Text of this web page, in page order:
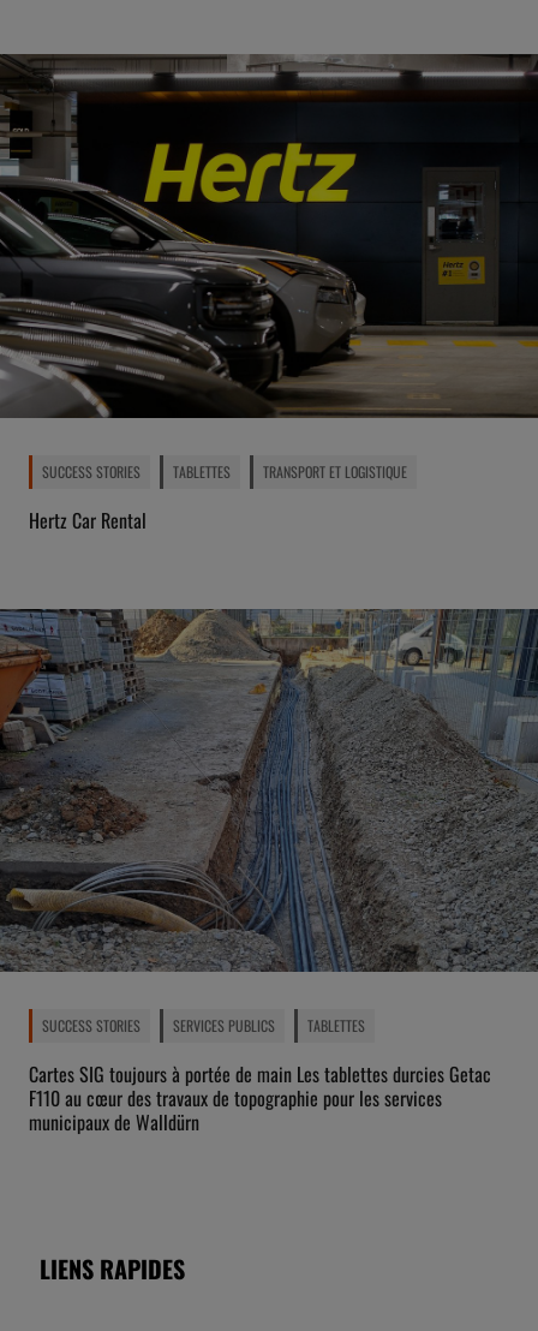
SUCCESS STORIES TABLETTES TRANSPORT ET LOGISTIQUE
Hertz Car Rental
SUCCESS STORIES SERVICES PUBLICS TABLETTES
Cartes SIG toujours à portée de main Les tablettes durcies Getac
F110 au cœur des travaux de topographie pour les services
municipaux de Walldürn
LIENS RAPIDES